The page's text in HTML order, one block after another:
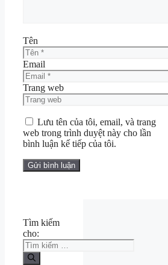
Tên
Email
Trang web
Lưu tên của tôi, email, và trang
web trong trình duyệt này cho lần
bình luận kế tiếp của tôi.
Tìm kiếm
cho: